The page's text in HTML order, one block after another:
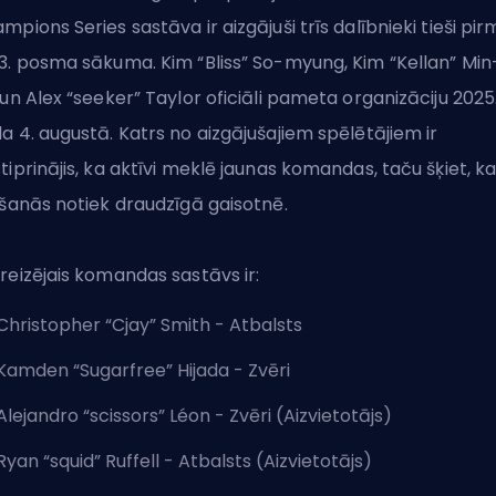
Series sastāva ir aizgājuši trīs dalībnieki tieši
posma sākuma. Kim “Bliss” So-myung, Kim “Kellan”
Alex “seeker” Taylor oficiāli pameta organizāciju 2025.
4. augustā. Katrs no aizgājušajiem spēlētājiem ir
ka aktīvi meklē jaunas komandas, taču šķiet, ka
notiek draudzīgā gaisotnē.
komandas sastāvs ir:
“Cjay” Smith - Atbalsts
“Sugarfree” Hijada - Zvēri
“scissors” Léon - Zvēri (Aizvietotājs)
“squid” Ruffell - Atbalsts (Aizvietotājs)